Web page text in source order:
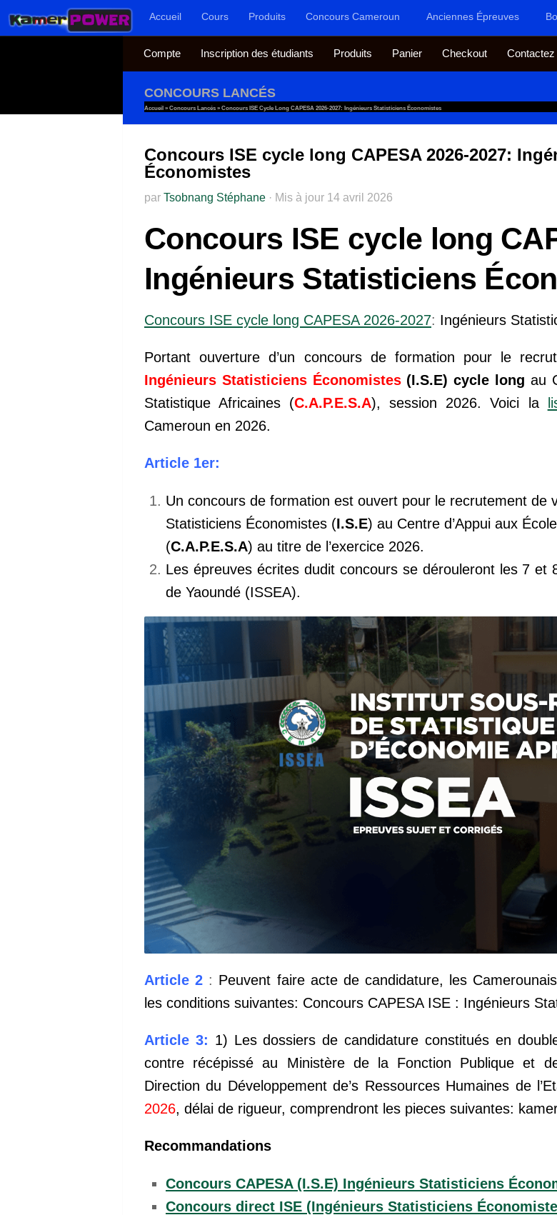
Au dessous du contenuAccueil Cours Produits Concours Cameroun Anciennes Épreuves
Compte Inscription des étudiants Produits Panier Checkout Contactez
CONCOURS LANCÉS
Accueil » Concours Lancés » Concours ISE Cycle Long CAPESA 2026-2027: Ingénieurs Statisticiens Économistes
Concours ISE cycle long CAPESA 2026-2027:
Économistes
par Tsobnang Stéphane · Mis à jour 14 avril 2026
Concours ISE cycle long
Ingénieurs Statisticiens
Concours ISE cycle long CAPESA 2026-2027: Ingénieurs
Portant ouverture d’un concours de formation pour le
Ingénieurs Statisticiens Économistes (I.S.E)cycle long au
Statistique Africaines (C.A.P.E.S.A), session 2026. Voici la
Cameroun en 2026.
Article 1er:
Un concours de formation est ouvert pour le recrutement de
Statisticiens Économistes (I.S.E) au Centre d’Appui aux
(C.A.P.E.S.A) au titre de l’exercice 2026.
Les épreuves écrites dudit concours se dérouleront les 7 et
de Yaoundé (ISSEA).
Article 2 : Peuvent faire acte de candidature, les
les conditions suivantes: Concours CAPESA ISE : Ingénieurs
Article 3: 1) Les dossiers de candidature constitués en
contre récépissé au Ministère de la Fonction Publique et
Direction du Développement de’s Ressources Humaines de
2026, délai de rigueur, comprendront les pieces suivantes:
Recommandations
Concours CAPESA (I.S.E) Ingénieurs Statisticiens
Concours direct ISE (Ingénieurs Statisticiens